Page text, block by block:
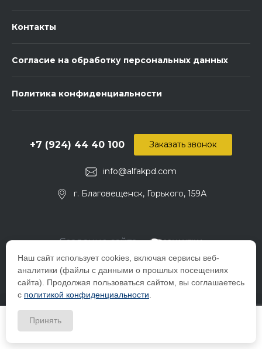
Наш сайт использует cookies, включая сервисы веб-
аналитики (файлы с данными о прошлых посещениях
сайта). Продолжая пользоваться сайтом, вы соглашаетесь
с политикой конфиденциальности
Принять
Контакты
Согласие на обработку персональных данных
Политика конфиденциальности
info@alfakpd.com
+7 (924) 44 40 100
г. Благовещенск, Горького, 159А
Заказать звонок
Создание сайта -